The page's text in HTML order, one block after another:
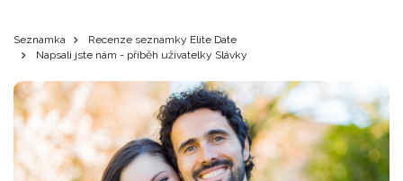
Seznamka
Recenze seznamky Elite Date
Napsali jste nám - příběh uživatelky Slávky